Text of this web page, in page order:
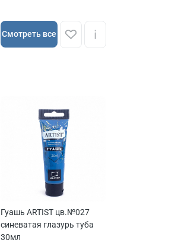
Cмотреть все
Гуашь ARTIST цв.№027
синеватая глазурь туба
30мл